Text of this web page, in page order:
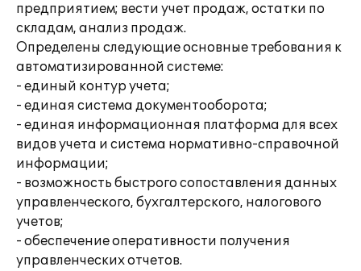
предприятием; вести учет продаж, остатки по
складам, анализ продаж.
Определены следующие основные требования к
автоматизированной системе:
- единый контур учета;
- единая система документооборота;
- единая информационная платформа для всех
видов учета и система нормативно-справочной
информации;
- возможность быстрого сопоставления данных
управленческого, бухгалтерского, налогового
учетов;
- обеспечение оперативности получения
управленческих отчетов.